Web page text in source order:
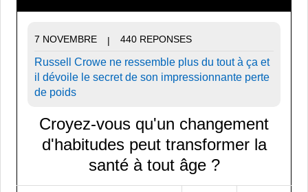
7 NOVEMBRE | 440 REPONSES
Russell Crowe ne ressemble plus du tout à ça et
il dévoile le secret de son impressionnante perte
de poids
Croyez-vous qu'un changement
d'habitudes peut transformer la
santé à tout âge ?